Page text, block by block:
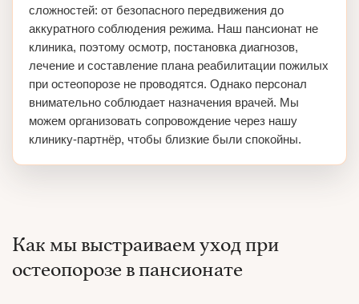
сложностей: от безопасного передвижения до
аккуратного соблюдения режима. Наш пансионат не
клиника, поэтому осмотр, постановка диагнозов,
лечение и составление плана реабилитации пожилых
при остеопорозе не проводятся. Однако персонал
внимательно соблюдает назначения врачей. Мы
можем организовать сопровождение через нашу
клинику‑партнёр, чтобы близкие были спокойны.
Как мы выстраиваем уход при
остеопорозе в пансионате